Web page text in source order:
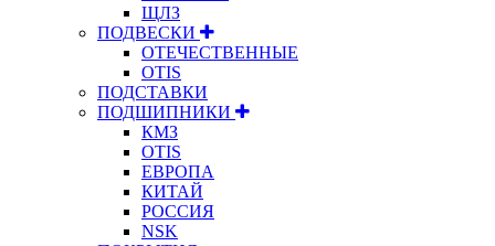
ЩЛЗ
ПОДВЕСКИ
ОТЕЧЕСТВЕННЫЕ
OTIS
ПОДСТАВКИ
ПОДШИПНИКИ
КМЗ
OTIS
ЕВРОПА
КИТАЙ
РОССИЯ
NSK